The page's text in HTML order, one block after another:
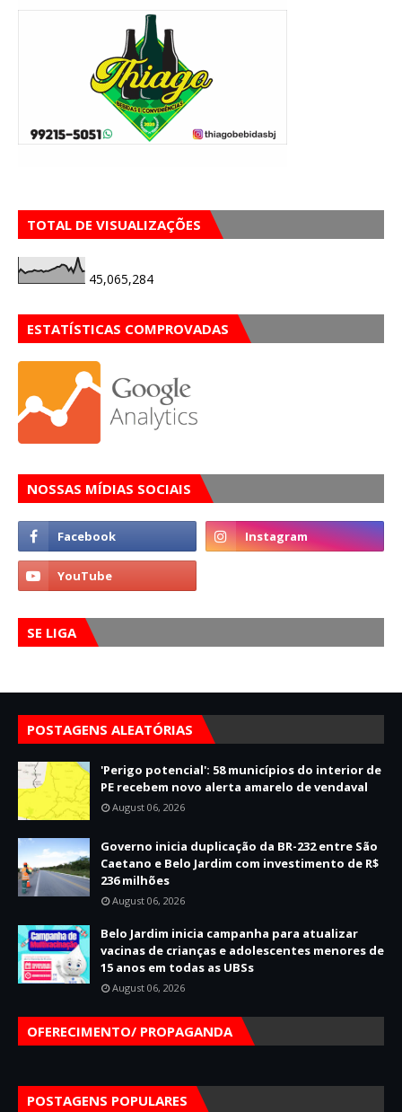
TOTAL DE VISUALIZAÇÕES
45,065,284
ESTATÍSTICAS COMPROVADAS
NOSSAS MÍDIAS SOCIAIS
SE LIGA
POSTAGENS ALEATÓRIAS
'Perigo potencial': 58 municípios do interior de
PE recebem novo alerta amarelo de vendaval
August 06, 2026
Governo inicia duplicação da BR-232 entre São
Caetano e Belo Jardim com investimento de R$
236 milhões
August 06, 2026
Belo Jardim inicia campanha para atualizar
vacinas de crianças e adolescentes menores de
15 anos em todas as UBSs
August 06, 2026
OFERECIMENTO/ PROPAGANDA
POSTAGENS POPULARES